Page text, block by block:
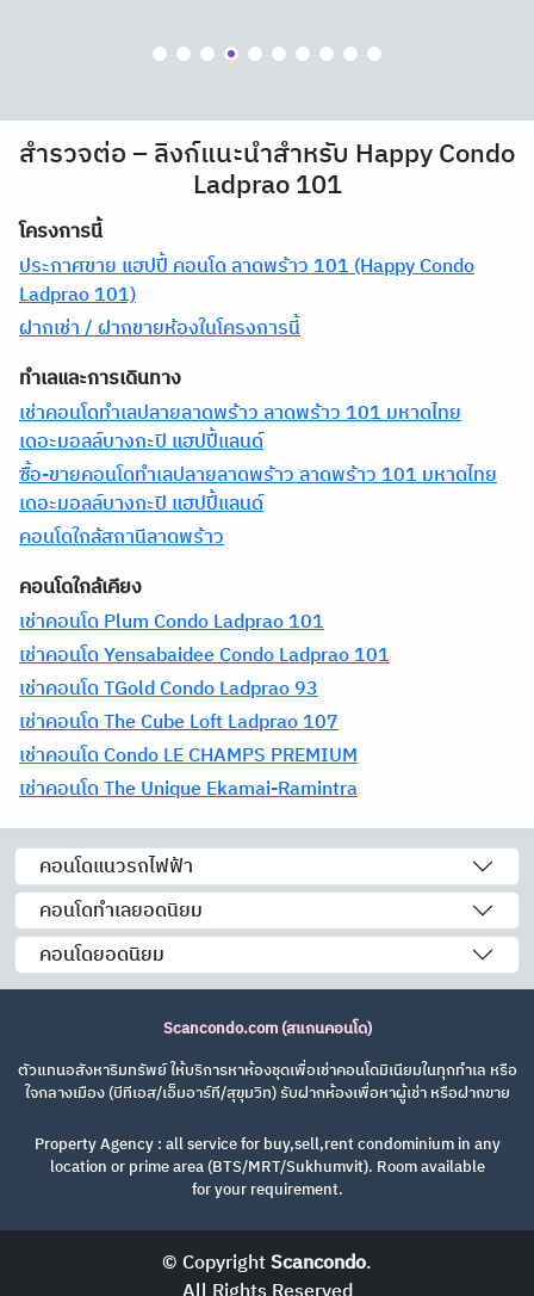
สำรวจต่อ – ลิงก์แนะนำสำหรับ Happy Condo
Ladprao 101
โครงการนี้
ประกาศขาย แฮปปี้ คอนโด ลาดพร้าว 101 (Happy Condo
Ladprao 101)
ฝากเช่า / ฝากขายห้องในโครงการนี้
ทำเลและการเดินทาง
เช่าคอนโดทำเลปลายลาดพร้าว ลาดพร้าว 101 มหาดไทย
เดอะมอลล์บางกะปิ แฮปปี้แลนด์
ซื้อ-ขายคอนโดทำเลปลายลาดพร้าว ลาดพร้าว 101 มหาดไทย
เดอะมอลล์บางกะปิ แฮปปี้แลนด์
คอนโดใกล้สถานีลาดพร้าว
คอนโดใกล้เคียง
เช่าคอนโด Plum Condo Ladprao 101
เช่าคอนโด Yensabaidee Condo Ladprao 101
เช่าคอนโด TGold Condo Ladprao 93
เช่าคอนโด The Cube Loft Ladprao 107
เช่าคอนโด Condo LE CHAMPS PREMIUM
เช่าคอนโด The Unique Ekamai-Ramintra
คอนโดแนวรถไฟฟ้า
คอนโดทำเลยอดนิยม
คอนโดยอดนิยม
Scancondo.com (สแกนคอนโด)
ตัวแทนอสังหาริมทรัพย์ ให้บริการหาห้องชุดเพื่อเช่าคอนโดมิเนียมในทุกทำเล หรือ
ใจกลางเมือง (บีทีเอส/เอ็มอาร์ที/สุขุมวิท) รับฝากห้องเพื่อหาผู้เช่า หรือฝากขาย
Property Agency : all service for buy,sell,rent condominium in any
location or prime area (BTS/MRT/Sukhumvit). Room available
for your requirement.
© CopyrightScancondo.